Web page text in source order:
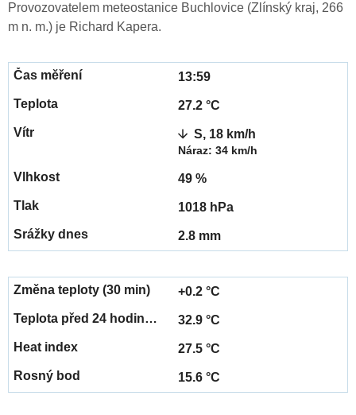
Provozovatelem meteostanice Buchlovice (Zlínský kraj, 266
m n. m.) je Richard Kapera.
13:59
27.2 °C
S, 18 km/h
Náraz: 34 km/h
49 %
1018 hPa
2.8 mm
+0.2 °C
32.9 °C
27.5 °C
15.6 °C